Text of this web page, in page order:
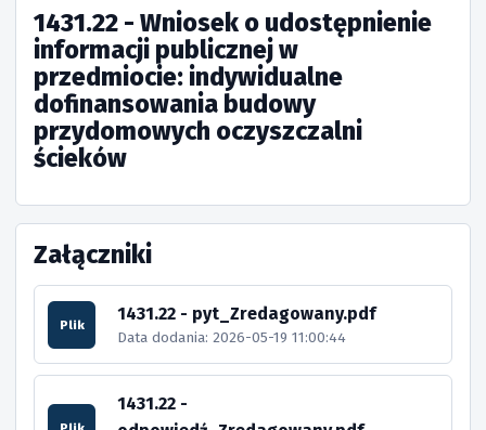
1431.22 - Wniosek o udostępnienie
informacji publicznej w
przedmiocie: indywidualne
dofinansowania budowy
przydomowych oczyszczalni
ścieków
Załączniki
Plik
1431.22 - pyt_Zredagowany.pdf
Data dodania: 2026-05-19 11:00:44
1431.22 -